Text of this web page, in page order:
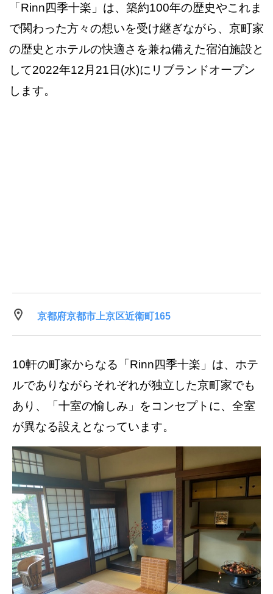
「Rinn四季十楽」は、築約100年の歴史やこれま
で関わった方々の想いを受け継ぎながら、京町家
の歴史とホテルの快適さを兼ね備えた宿泊施設と
して2022年12月21日(水)にリブランドオープン
します。
京都府京都市上京区近衛町165
10軒の町家からなる「Rinn四季十楽」は、ホテ
ルでありながらそれぞれが独立した京町家でも
あり、「十室の愉しみ」をコンセプトに、全室
が異なる設えとなっています。